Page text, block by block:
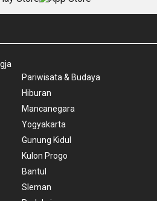
Pariwisata & Budaya
Hiburan
Mancanegara
Yogyakarta
Gunung Kidul
Kulon Progo
Bantul
Sleman